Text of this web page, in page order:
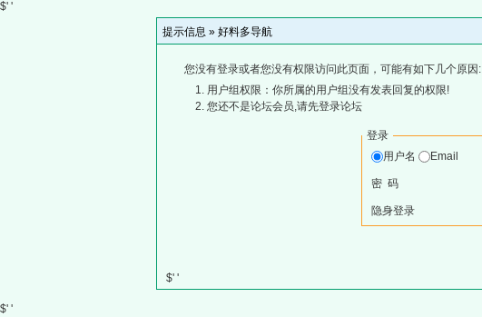
$' '
提示信息 » 好料多导航
您没有登录或者您没有权限访问此页面，可能有如下几个原因:
用户组权限：你所属的用户组没有发表回复的权限!
您还不是论坛会员,请先登录论坛
登录
用户名
Email
密 码
隐身登录
$' '
$' '